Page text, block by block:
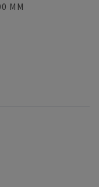
MM